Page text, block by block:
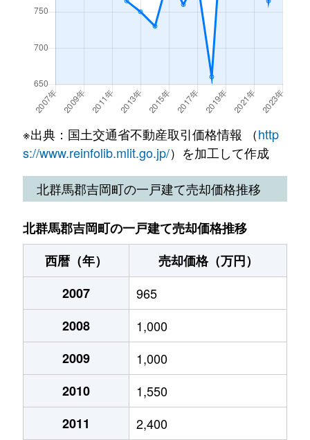
※出典：国土交通省不動産取引価格情報 （http
s://www.reinfolib.mlit.go.jp/）を加工して作成
北群馬郡吉岡町の一戸建て売却価格推移
北群馬郡吉岡町の一戸建て売却価格推移
西暦（年）
売却価格（万円）
2007
965
2008
1,000
2009
1,000
2010
1,550
2011
2,400